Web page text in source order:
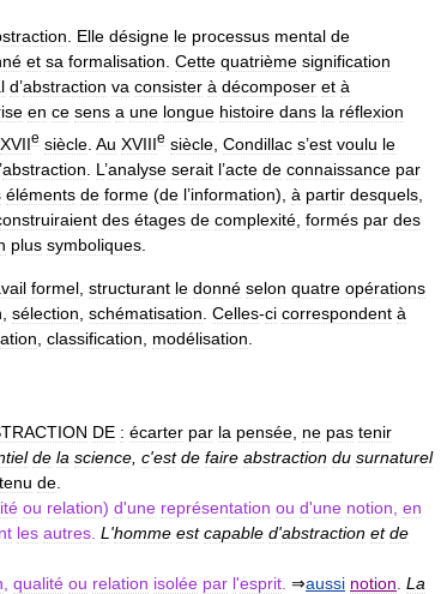
Elle désigne le processus mental de
et sa formalisation Cette quatrième signification
d’abstraction va consister à décomposer et à
en ce sens a une longue histoire dans la réflexion
XVIIe siècle Au XVIIIe siècle Condillac s’est voulu le
’abstraction L ’analyse serait l’acte de connaissance par
éléments de forme (de l’information), à partir desquels
des étages de complexité formés par des
plus symboliques
formel structurant le donné selon quatre opérations
sélection schématisation Celles-ci correspondent à
classification modélisation
DE : écarter par la pensée ne pas tenir
de la science c'est de faire abstraction du surnaturel
tenu de
ou relation) d'une représentation ou d'une notion en
les autres L 'homme est capable d'abstraction et de
qualité ou relation isolée par l'esprit ⇒aussi notion La